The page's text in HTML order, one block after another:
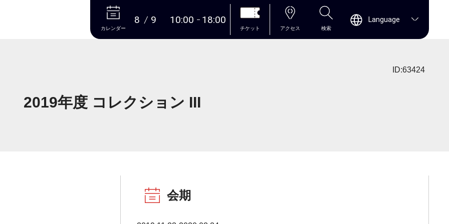
本文へ
カレンダー
8 9 10:00 18:00
チケット アクセス 検索
Language
ID:63424
2019年度 コレクション III
会期